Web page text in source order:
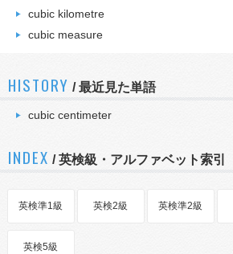
cubic kilometre
cubic measure
HISTORY /最近見た単語
cubic centimeter
INDEX / 英検級・アルファベット索引
英検準1級 英検2級 英検準2級
英検5級